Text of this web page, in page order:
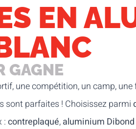
EN
GAGNE
une compétition, un camp,
sont parfaites ! Choisissez parmi
:contreplaqué,aluminium